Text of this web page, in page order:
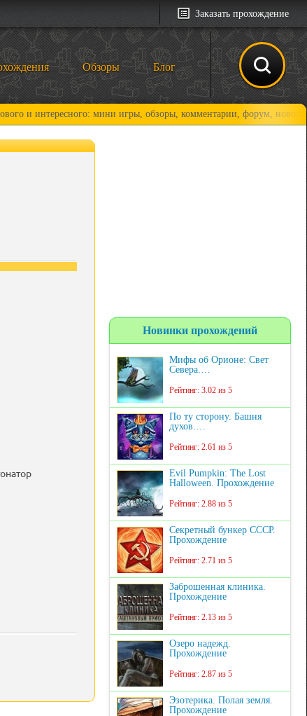
Заказать прохождение
Обзоры Блог
мини игры, обзоры, комментарии, форум, новости и,
Новинки прохождений
Мифы об Орионе: Свет
Севера.…
Рейтинг: 3.02 из 5
По ту сторону. Башня
духов.…
Рейтинг: 2.61 из 5
Evil Pumpkin: The Lost
Halloween. Прохождение
Рейтинг: 2.88 из 5
Секретный бункер СССР.
Прохождение
Рейтинг: 2.71 из 5
Заброшенная клиника.
Прохождение
Рейтинг: 2.13 из 5
Озеро надежд.
Прохождение
Рейтинг: 2.87 из 5
Эзотерика. Полая земля.
Прохождение